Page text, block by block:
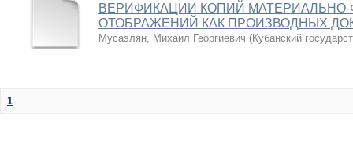
ВЕРИФИКАЦИИ КОПИЙ
ОТОБРАЖЕНИЙ КАК ПРОИЗВОДНЫХ
Мусаэлян, Михаил Георгиевич (Кубанский
1